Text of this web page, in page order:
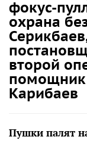
фокус-
охрана
второй
помощник
Карибаев
Пушки палят